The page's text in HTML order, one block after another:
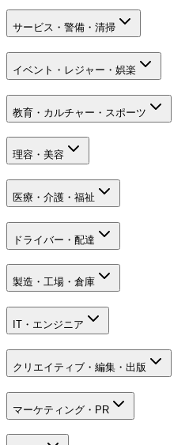
サービス・警備・清掃
イベント・レジャー・娯楽
教育・カルチャー・スポーツ
理容・美容
医療・介護・福祉
ドライバー・配達
製造・工場・倉庫
IT・エンジニア
クリエイティブ・編集・出版
マーケティング・PR